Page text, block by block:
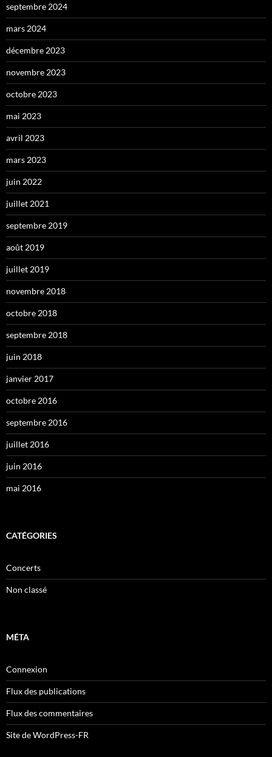
septembre 2024
mars 2024
décembre 2023
novembre 2023
octobre 2023
mai 2023
avril 2023
mars 2023
juin 2022
juillet 2021
septembre 2019
août 2019
juillet 2019
novembre 2018
octobre 2018
septembre 2018
juin 2018
janvier 2017
octobre 2016
septembre 2016
juillet 2016
juin 2016
mai 2016
CATÉGORIES
Concerts
Non classé
MÉTA
Connexion
Flux des publications
Flux des commentaires
Site de WordPress-FR